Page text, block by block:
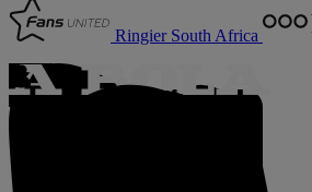
Ringier South Africa